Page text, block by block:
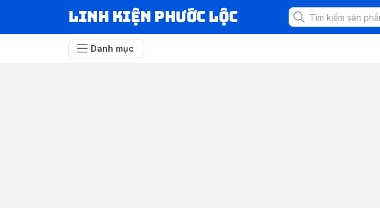
LINH KIỆN PHƯỚC LỘC
Danh mục